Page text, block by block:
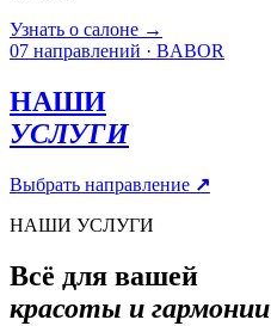
Узнать о салоне →
07 направлений · BABOR
НАШИ
УСЛУГИ
Выбрать направление ↗
НАШИ УСЛУГИ
Всё для вашей
красоты и гармонии